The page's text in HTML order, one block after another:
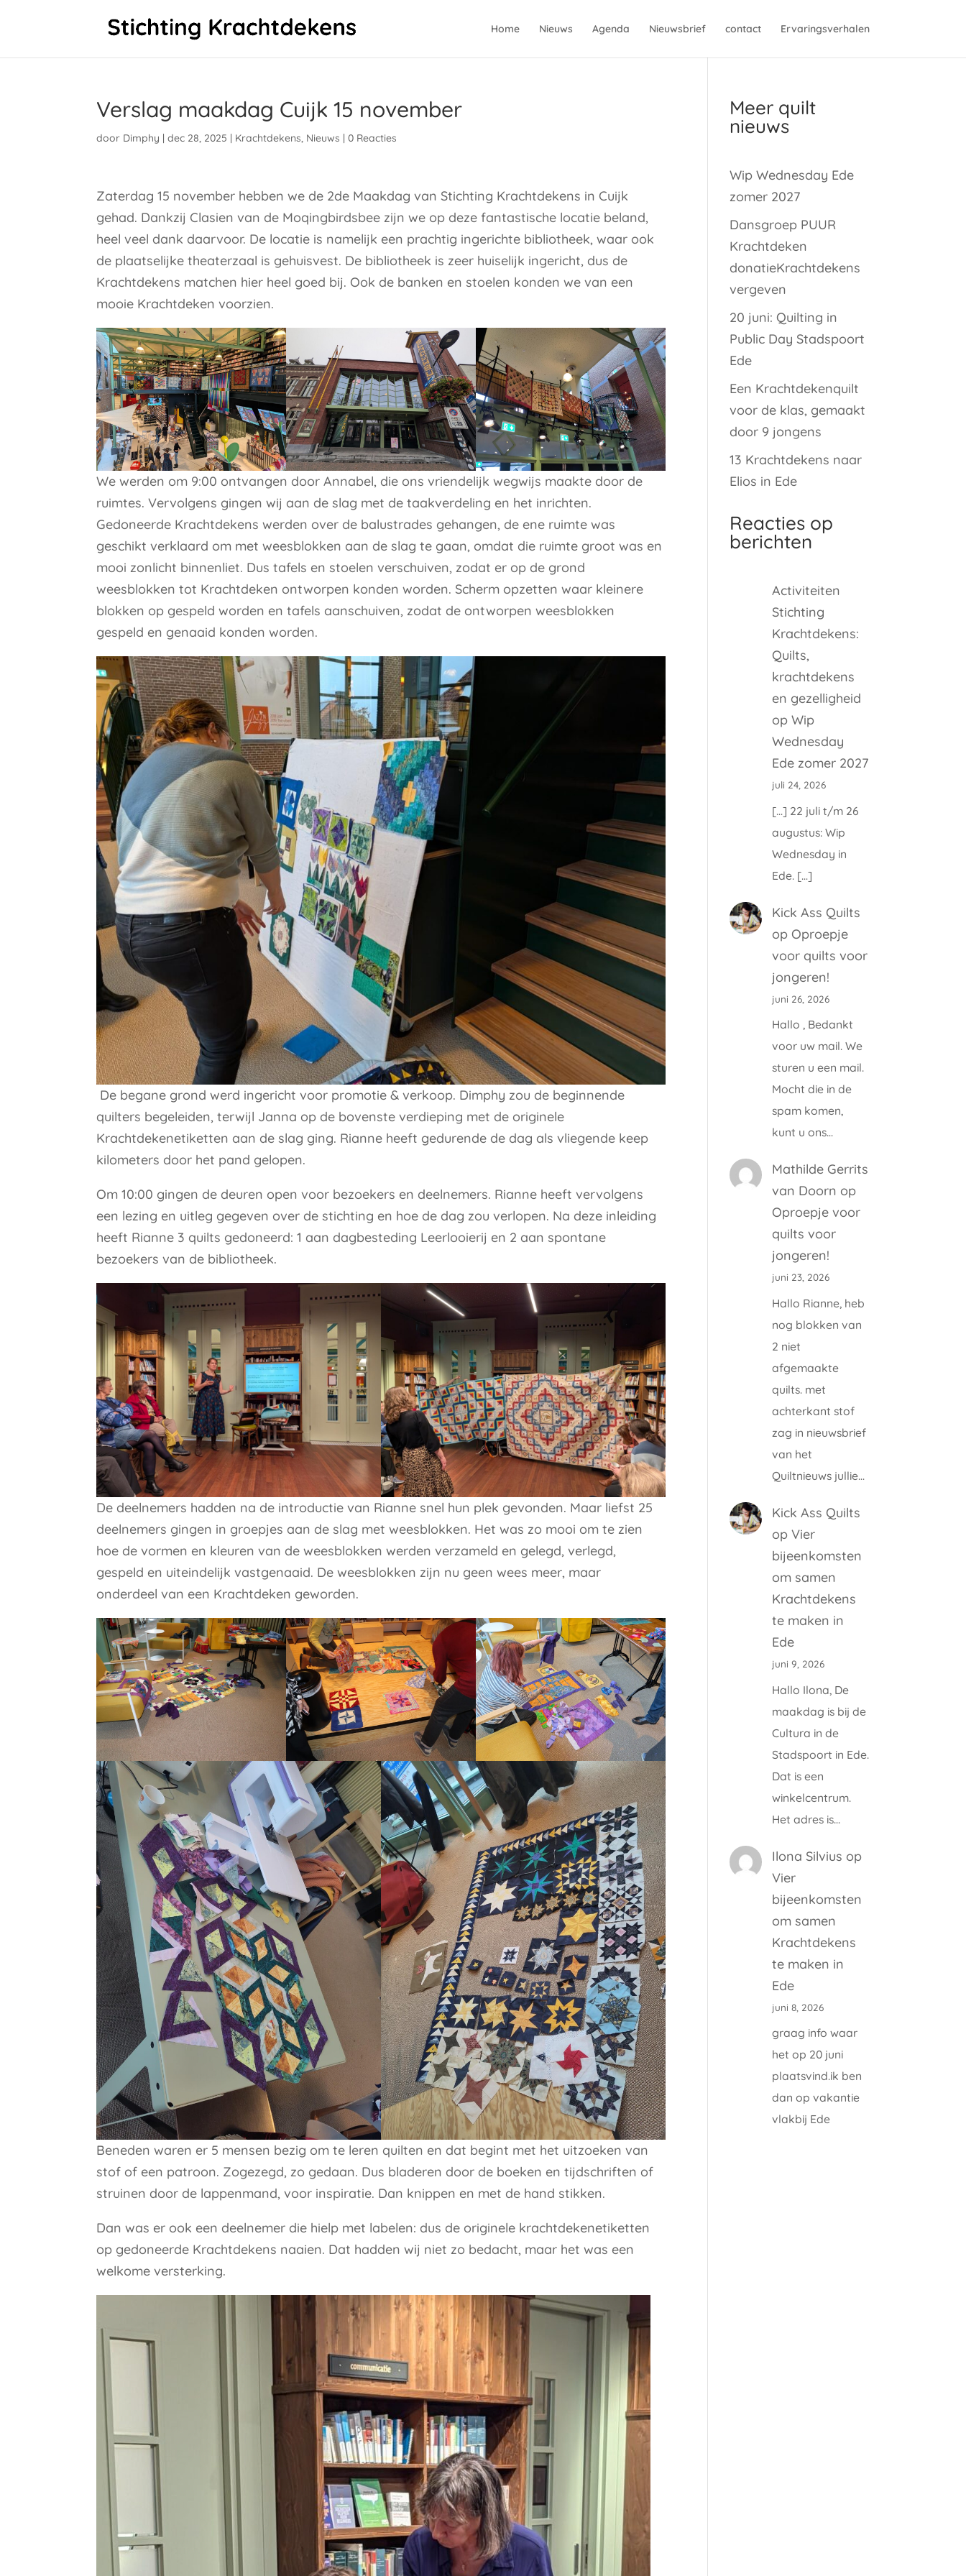
Home Nieuws Agenda Nieuwsbrief contact Ervaringsverhalen
Verslag maakdag Cuijk 15 november
door Dimphy |dec 28, 2025 | Krachtdekens, Nieuws |0 Reacties
Zaterdag 15 november hebben we de 2de Maakdag van Stichting Krachtdekens in Cuijk
gehad. Dankzij Clasien van de Moqingbirdsbee zijn we op deze fantastische locatie beland,
heel veel dank daarvoor. De locatie is namelijk een prachtig ingerichte bibliotheek, waar ook
de plaatselijke theaterzaal is gehuisvest. De bibliotheek is zeer huiselijk ingericht, dus de
Krachtdekens matchen hier heel goed bij. Ook de banken en stoelen konden we van een
mooie Krachtdeken voorzien.
We werden om 9:00 ontvangen door Annabel, die ons vriendelijk wegwijs maakte door de
ruimtes. Vervolgens gingen wij aan de slag met de taakverdeling en het inrichten.
Gedoneerde Krachtdekens werden over de balustrades gehangen, de ene ruimte was
geschikt verklaard om met weesblokken aan de slag te gaan, omdat die ruimte groot was en
mooi zonlicht binnenliet. Dus tafels en stoelen verschuiven, zodat er op de grond
weesblokken tot Krachtdeken ontworpen konden worden. Scherm opzetten waar kleinere
blokken op gespeld worden en tafels aanschuiven, zodat de ontworpen weesblokken
gespeld en genaaid konden worden.
De begane grond werd ingericht voor promotie & verkoop. Dimphy zou de beginnende
quilters begeleiden, terwijl Janna op de bovenste verdieping met de originele
Krachtdekenetiketten aan de slag ging. Rianne heeft gedurende de dag als vliegende keep
kilometers door het pand gelopen.
Om 10:00 gingen de deuren open voor bezoekers en deelnemers. Rianne heeft vervolgens
een lezing en uitleg gegeven over de stichting en hoe de dag zou verlopen. Na deze inleiding
heeft Rianne 3 quilts gedoneerd: 1 aan dagbesteding Leerlooierij en 2 aan spontane
bezoekers van de bibliotheek.
De deelnemers hadden na de introductie van Rianne snel hun plek gevonden. Maar liefst 25
deelnemers gingen in groepjes aan de slag met weesblokken. Het was zo mooi om te zien
hoe de vormen en kleuren van de weesblokken werden verzameld en gelegd, verlegd,
gespeld en uiteindelijk vastgenaaid. De weesblokken zijn nu geen wees meer, maar
onderdeel van een Krachtdeken geworden.
Beneden waren er 5 mensen bezig om te leren quilten en dat begint met het uitzoeken van
stof of een patroon. Zogezegd, zo gedaan. Dus bladeren door de boeken en tijdschriften of
struinen door de lappenmand, voor inspiratie. Dan knippen en met de hand stikken.
Dan was er ook een deelnemer die hielp met labelen: dus de originele krachtdekenetiketten
op gedoneerde Krachtdekens naaien. Dat hadden wij niet zo bedacht, maar het was een
welkome versterking.
Meer quilt
nieuws
Wip Wednesday Ede
zomer 2027
Dansgroep PUUR
Krachtdeken
donatieKrachtdekens
vergeven
20 juni: Quilting in
Public Day Stadspoort
Ede
Een Krachtdekenquilt
voor de klas, gemaakt
door 9 jongens
13 Krachtdekens naar
Elios in Ede
Reacties op
berichten
Activiteiten
Stichting
Krachtdekens:
Quilts,
krachtdekens
en gezelligheid
op Wip
Wednesday
Ede zomer 2027
juli 24, 2026
[…] 22 juli t/m 26
augustus: Wip
Wednesday in
Ede. […]
Kick Ass Quilts
op Oproepje
voor quilts voor
jongeren!
juni 26, 2026
Hallo , Bedankt
voor uw mail. We
sturen u een mail.
Mocht die in de
spam komen,
kunt u ons…
Mathilde Gerrits
van Doorn op
Oproepje voor
quilts voor
jongeren!
juni 23, 2026
Hallo Rianne, heb
nog blokken van
2 niet
afgemaakte
quilts. met
achterkant stof
zag in nieuwsbrief
van het
Quiltnieuws jullie…
Kick Ass Quilts
op Vier
bijeenkomsten
om samen
Krachtdekens
te maken in
Ede
juni 9, 2026
Hallo Ilona, De
maakdag is bij de
Cultura in de
Stadspoort in Ede.
Dat is een
winkelcentrum.
Het adres is…
Ilona Silvius op
Vier
bijeenkomsten
om samen
Krachtdekens
te maken in
Ede
juni 8, 2026
graag info waar
het op 20 juni
plaatsvind.ik ben
dan op vakantie
vlakbij Ede